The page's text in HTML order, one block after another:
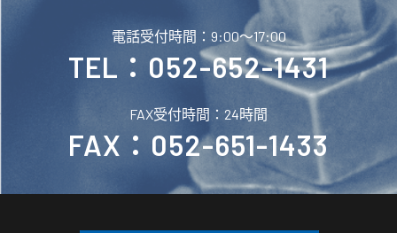
電話受付時間：9:00〜17:00
TEL：052-652-1431
FAX受付時間：24時間
FAX：052-651-1433